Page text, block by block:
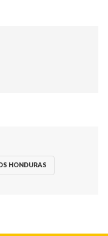
HONDURAS